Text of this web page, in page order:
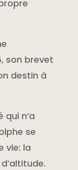
son brevet
destin à
qui n’a
se
vie: la